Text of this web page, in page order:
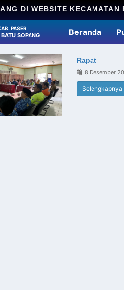
DI WEBSITE KECAMATAN
PASER
SOPANG Beranda
Rapat
8 Desember
Selengkapnya